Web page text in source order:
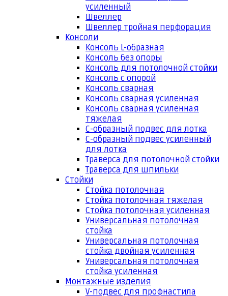
усиленный
Швеллер
Швеллер тройная перфорация
Консоли
Консоль L-образная
Консоль без опоры
Консоль для потолочной стойки
Консоль с опорой
Консоль сварная
Консоль сварная усиленная
Консоль сварная усиленная
тяжелая
С-образный подвес для лотка
С-образный подвес усиленный
для лотка
Траверса для потолочной стойки
Траверса для шпильки
Стойки
Стойка потолочная
Стойка потолочная тяжелая
Стойка потолочная усиленная
Универсальная потолочная
стойка
Универсальная потолочная
стойка двойная усиленная
Универсальная потолочная
стойка усиленная
Монтажные изделия
V-подвес для профнастила